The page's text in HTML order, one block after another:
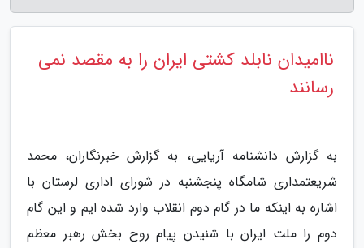
ناامیدان نابلد کشتی ایران را به مقصد نمی
رسانند
به گزارش دانشنامه آریایی، به گزارش خبرنگاران، محمد
شریعتمداری شامگاه پنجشنبه در شورای اداری لرستان با
اشاره به اینکه ما در گام دوم انقلاب وارد شده ایم و این گام
دوم را ملت ایران با شنیدن پیام روح بخش رهبر معظم